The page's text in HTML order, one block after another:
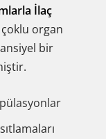
İlaç
organ
bir